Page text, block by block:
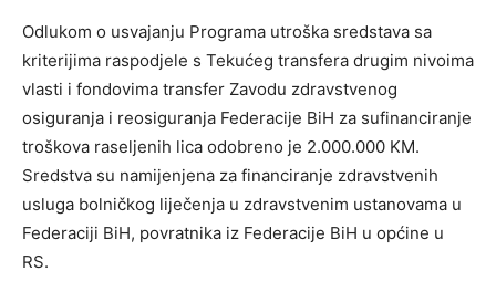
Odlukom o usvajanju Programa utroška sredstava sa
kriterijima raspodjele s Tekućeg transfera drugim nivoima
vlasti i fondovima transfer Zavodu zdravstvenog
osiguranja i reosiguranja Federacije BiH za sufinanciranje
troškova raseljenih lica odobreno je 2.000.000 KM.
Sredstva su namijenjena za financiranje zdravstvenih
usluga bolničkog liječenja u zdravstvenim ustanovama u
Federaciji BiH, povratnika iz Federacije BiH u općine u
RS.